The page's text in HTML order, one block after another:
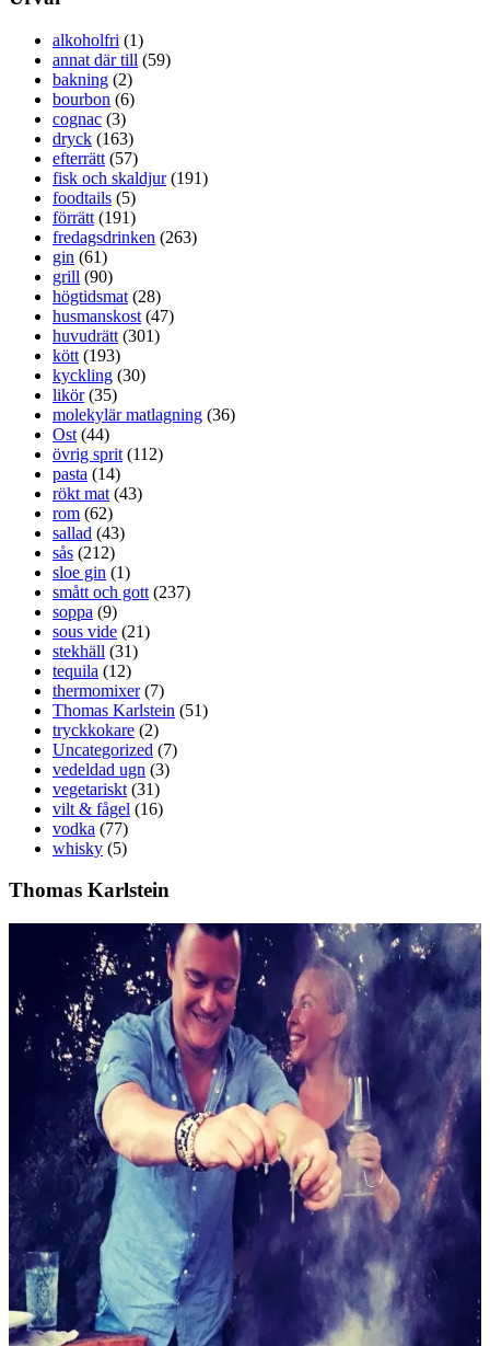
alkoholfri (1)
annat där till (59)
bakning (2)
bourbon (6)
cognac (3)
dryck (163)
efterrätt (57)
fisk och skaldjur(191)
foodtails (5)
förrätt (191)
fredagsdrinken (263)
gin (61)
grill (90)
högtidsmat (28)
husmanskost (47)
huvudrätt (301)
kött (193)
kyckling (30)
likör(35)
molekylär matlagning (36)
Ost (44)
övrig sprit (112)
pasta (14)
rökt mat (43)
rom (62)
sallad (43)
sås (212)
sloe gin (1)
smått och gott (237)
soppa (9)
sous vide (21)
stekhäll (31)
tequila (12)
thermomixer(7)
Thomas Karlstein (51)
tryckkokare (2)
Uncategorized (7)
vedeldad ugn (3)
vegetariskt (31)
vilt & fågel (16)
vodka (77)
whisky (5)
Thomas Karlstein